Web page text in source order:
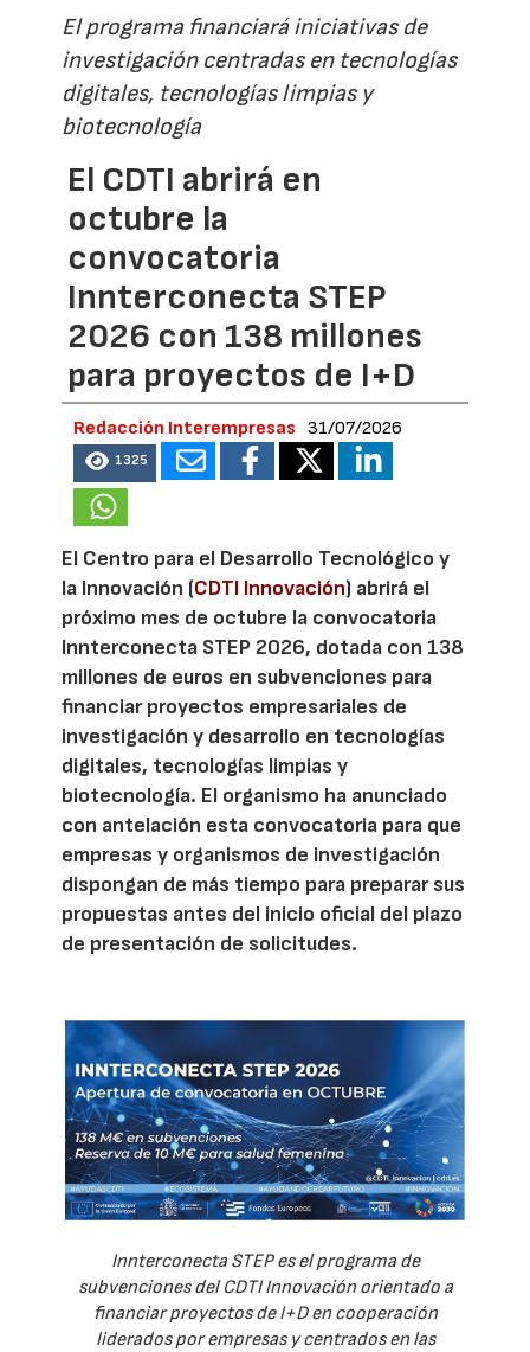
El programa financiará iniciativas de
investigación centradas en tecnologías
digitales, tecnologías limpias y
biotecnología
El CDTI abrirá en
octubre la
convocatoria
Innterconecta STEP
2026 con 138 millones
para proyectos de I+D
Redacción Interempresas 31/07/2026
1325
El Centro para el Desarrollo Tecnológico y
la Innovación (CDTI Innovación) abrirá el
próximo mes de octubre la convocatoria
Innterconecta STEP 2026, dotada con 138
millones de euros en subvenciones para
financiar proyectos empresariales de
investigación y desarrollo en tecnologías
digitales, tecnologías limpias y
biotecnología. El organismo ha anunciado
con antelación esta convocatoria para que
empresas y organismos de investigación
dispongan de más tiempo para preparar sus
propuestas antes del inicio oficial del plazo
de presentación de solicitudes.
Innterconecta STEP es el programa de
subvenciones del CDTI Innovación orientado a
financiar proyectos de I+D en cooperación
liderados por empresas y centrados en las